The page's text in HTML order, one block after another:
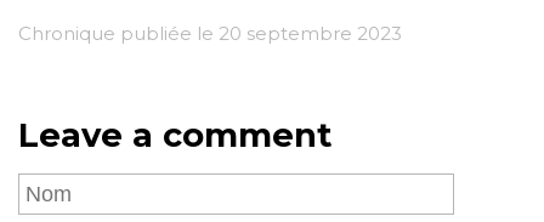
Chronique publiée le 20 septembre 2023
Leave a comment